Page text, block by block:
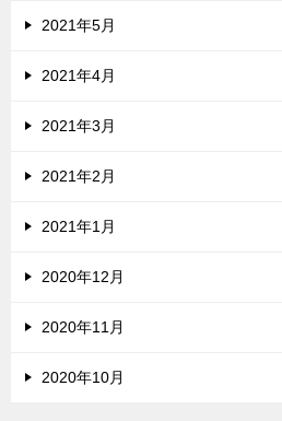
2021年5月
2021年4月
2021年3月
2021年2月
2021年1月
2020年12月
2020年11月
2020年10月